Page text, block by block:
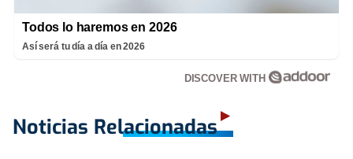
Todos lo haremos en 2026
Así será tu día a día en 2026
DISCOVER WITH
Noticias Relacionadas